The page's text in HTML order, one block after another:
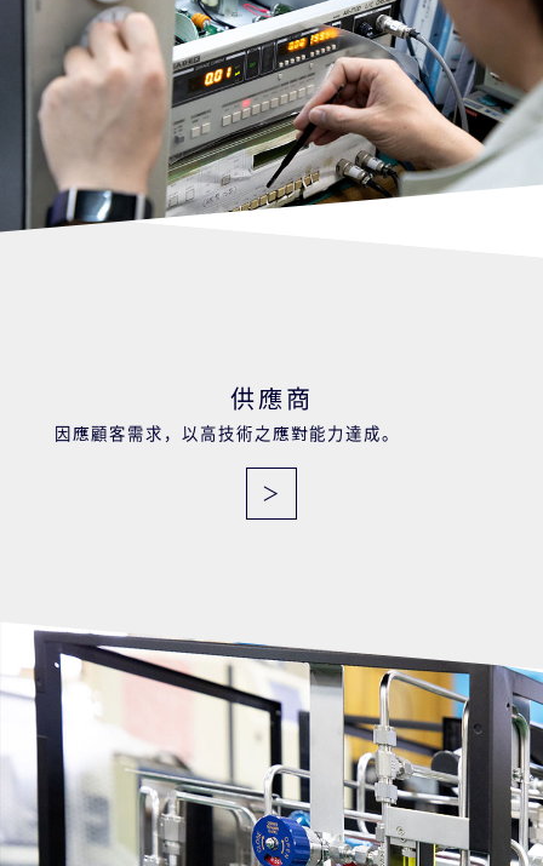
供應商
因應顧客需求，以高技術之應對能力達成。
＞